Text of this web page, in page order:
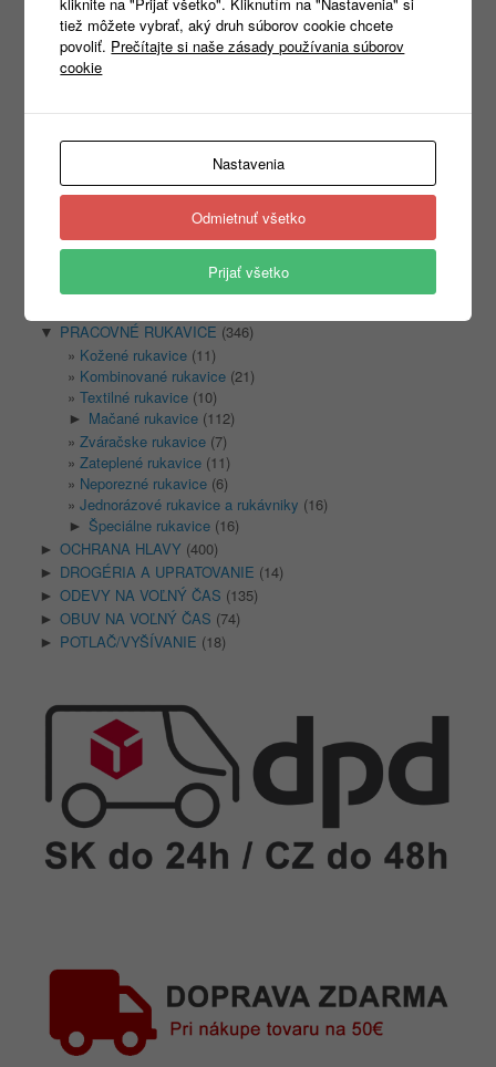
Products
Kategórie
Nezaradené(1)
(465)
(1333)
▼ PRACOVNÉ RUKAVICE (346)
Kožené rukavice (11)
Kombinované rukavice (21)
Textilné rukavice (10)
► Mačané rukavice (112)
Zváračske rukavice (7)
Zateplené rukavice (11)
Neporezné rukavice (6)
Jednorázové rukavice a rukávniky (16)
► Špeciálne rukavice (16)
► OCHRANA HLAVY (400)
► DROGÉRIA A UPRATOVANIE (14)
► ODEVY NA VOĽNÝ ČAS (135)
► OBUV NA VOĽNÝ ČAS (74)
► POTLAČ/VYŠÍVANIE (18)
tiež môžete vybrať, aký druh súborov cookie chcete
povoliť. Prečítajte si naše zásady používania súborov
cookie
Nastavenia
Odmietnuť všetko
Prijať všetko